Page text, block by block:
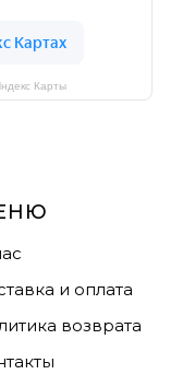
Карты
и оплата
возврата